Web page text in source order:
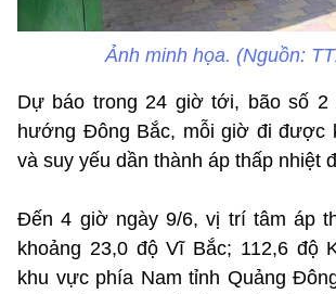
Ảnh minh họa. (Nguồn:
Dự báo trong 24 giờ tới, bão số 2
hướng Đông Bắc, mỗi giờ đi được
và suy yếu dần thành áp thấp nhiệt
Đến 4 giờ ngày 9/6, vị trí tâm áp
khoảng 23,0 độ Vĩ Bắc; 112,6 độ
khu vực phía Nam tỉnh Quảng